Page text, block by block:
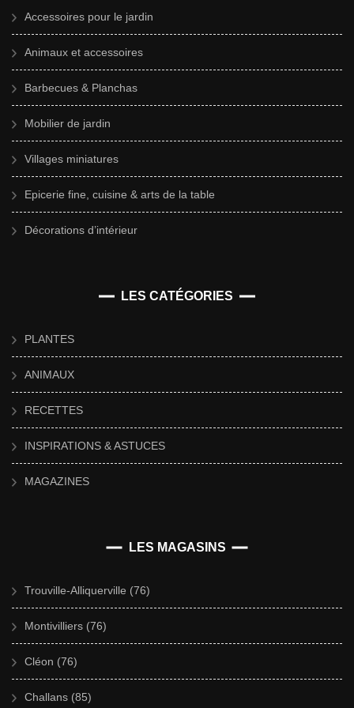
Accessoires pour le jardin
Animaux et accessoires
Barbecues & Planchas
Mobilier de jardin
Villages miniatures
Epicerie fine, cuisine & arts de la table
Décorations d’intérieur
LES CATÉGORIES
PLANTES
ANIMAUX
RECETTES
INSPIRATIONS & ASTUCES
MAGAZINES
LES MAGASINS
Trouville-Alliquerville (76)
Montivilliers (76)
Cléon (76)
Challans (85)